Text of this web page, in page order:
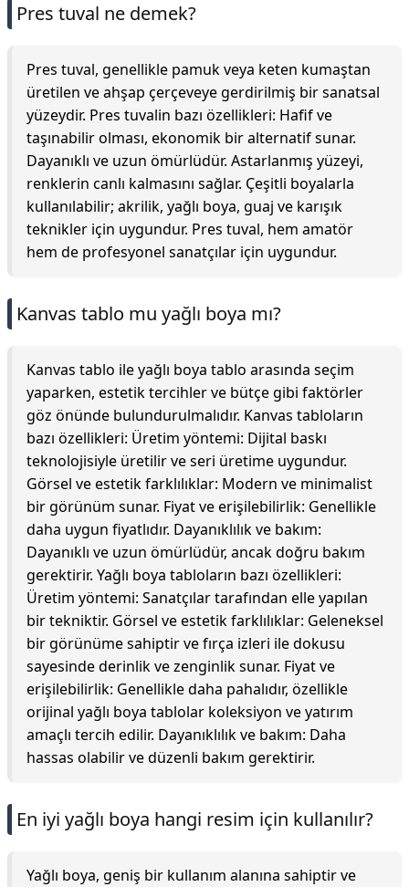
Pres tuval ne demek?
Pres tuval, genellikle pamuk veya keten kumaştan
üretilen ve ahşap çerçeveye gerdirilmiş bir sanatsal
yüzeydir. Pres tuvalin bazı özellikleri: Hafif ve
taşınabilir olması, ekonomik bir alternatif sunar.
Dayanıklı ve uzun ömürlüdür. Astarlanmış yüzeyi,
renklerin canlı kalmasını sağlar. Çeşitli boyalarla
kullanılabilir; akrilik, yağlı boya, guaj ve karışık
teknikler için uygundur. Pres tuval, hem amatör
hem de profesyonel sanatçılar için uygundur.
Kanvas tablo mu yağlı boya mı?
Kanvas tablo ile yağlı boya tablo arasında seçim
yaparken, estetik tercihler ve bütçe gibi faktörler
göz önünde bulundurulmalıdır. Kanvas tabloların
bazı özellikleri: Üretim yöntemi: Dijital baskı
teknolojisiyle üretilir ve seri üretime uygundur.
Görsel ve estetik farklılıklar: Modern ve minimalist
bir görünüm sunar. Fiyat ve erişilebilirlik: Genellikle
daha uygun fiyatlıdır. Dayanıklılık ve bakım:
Dayanıklı ve uzun ömürlüdür, ancak doğru bakım
gerektirir. Yağlı boya tabloların bazı özellikleri:
Üretim yöntemi: Sanatçılar tarafından elle yapılan
bir tekniktir. Görsel ve estetik farklılıklar: Geleneksel
bir görünüme sahiptir ve fırça izleri ile dokusu
sayesinde derinlik ve zenginlik sunar. Fiyat ve
erişilebilirlik: Genellikle daha pahalıdır, özellikle
orijinal yağlı boya tablolar koleksiyon ve yatırım
amaçlı tercih edilir. Dayanıklılık ve bakım: Daha
hassas olabilir ve düzenli bakım gerektirir.
En iyi yağlı boya hangi resim için kullanılır?
Yağlı boya, geniş bir kullanım alanına sahiptir ve